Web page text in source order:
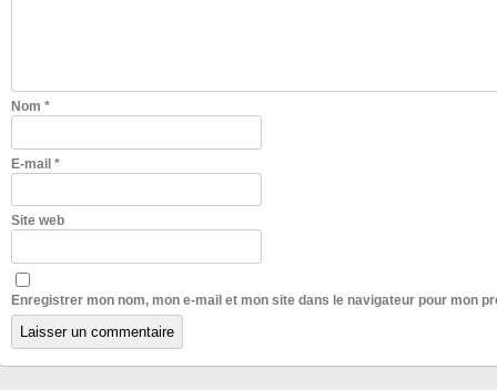
Nom *
E-mail *
Site web
Enregistrer mon nom, mon e-mail et mon site dans le navigateur pour mon